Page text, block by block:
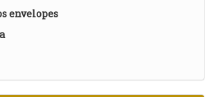
envelopes